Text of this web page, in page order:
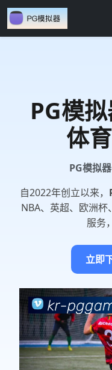
PG模
体
PG模拟
自2022年创立以来，
NBA、英超、欧洲
服务
立即